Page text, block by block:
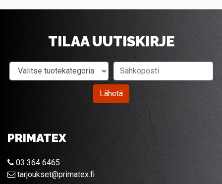
TILAA UUTISKIRJE
Valitse tuotekategoria
Lähetä
PRIMATEX
03 364 6465
tarjoukset@primatex.fi